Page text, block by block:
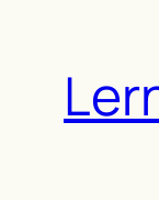
content